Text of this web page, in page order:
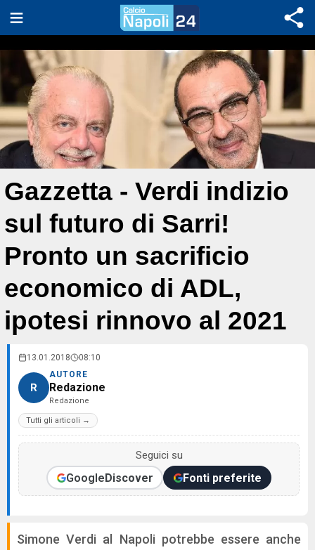
Gazzetta - Verdi indizio
sul futuro di Sarri!
Pronto un sacrificio
economico di ADL,
ipotesi rinnovo al 2021
13.01.2018 08:10
R
AUTORE
Redazione
Redazione
Tutti gli articoli →
Seguici su
GoogleDiscover Fonti preferite
Simone Verdi al Napoli potrebbe essere anche